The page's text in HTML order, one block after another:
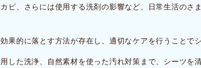
ビ、さらには使用する洗剤の影響など、日常生活のさ
果的に落とす方法が存在し、適切なケアを行うことで
した洗浄、自然素材を使った汚れ対策まで、シーツを